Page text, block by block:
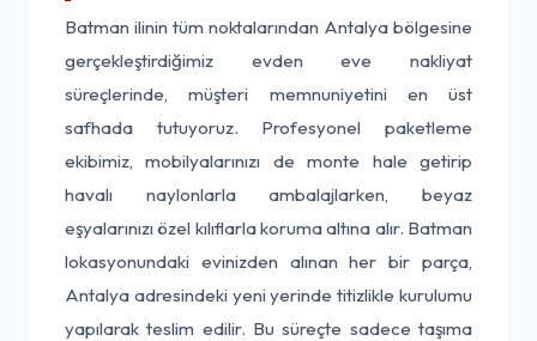
Batman ilinin tüm noktalarından Antalya bölgesine
gerçekleştirdiğimiz evden eve nakliyat
süreçlerinde, müşteri memnuniyetini en üst
safhada tutuyoruz. Profesyonel paketleme
ekibimiz, mobilyalarınızı de monte hale getirip
havalı naylonlarla ambalajlarken, beyaz
eşyalarınızı özel kılıflarla koruma altına alır. Batman
lokasyonundaki evinizden alınan her bir parça,
Antalya adresindeki yeni yerinde titizlikle kurulumu
yapılarak teslim edilir. Bu süreçte sadece taşıma